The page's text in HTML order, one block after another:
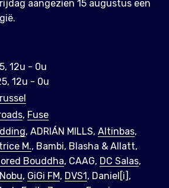
aangezien 15 augustus een
12u - 0u
12u - 0u
, Fuse
, ADRIÁN MILLS, Altinbas,
M., Bambi, Blasha & Allatt,
Bouddha, CAAG, DC Salas,
, GiGi FM, DVS1, Daniel[i],